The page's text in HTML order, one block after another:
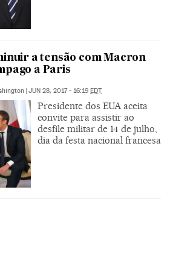
a tensão com Macron
a Paris
| JUN 28, 2017 - 16:19 EDT
Presidente dos EUA aceita
convite para assistir ao
desfile militar de 14 de julho,
dia da festa nacional francesa